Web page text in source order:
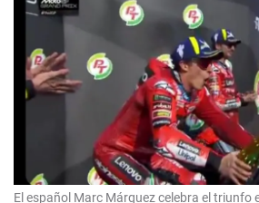
El español Marc Márquez celebra el triunfo